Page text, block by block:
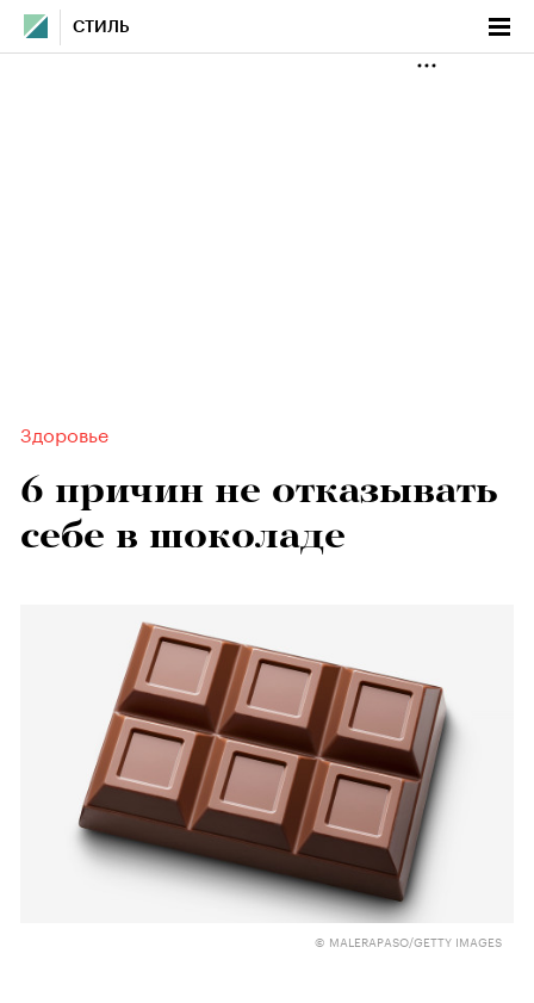
СТИЛЬ
Здоровье
6 причин не отказывать
себе в шоколаде
© MALERAPASO/GETTY IMAGES